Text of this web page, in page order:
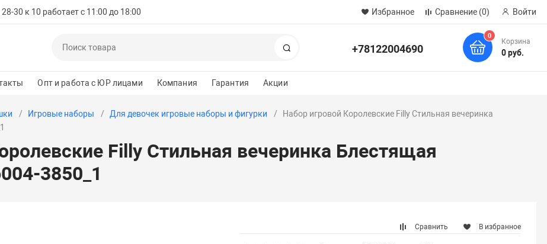
30 к 10 работает с 11:00 до 18:00 Избранное Сравнение (0) Войти
+78122004690
0
Корзина
0 руб.
Опт и работа с ЮР лицами Компания Гарантия Акции
Игровые наборы Для девочек игровые наборы и фигурки
Набор игровой Королевские Filly Стильная вечеринка
Filly Стильная вечеринка Блестящая
3850_1
Сравнить В избранное